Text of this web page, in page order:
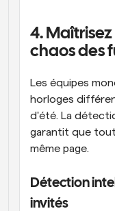
4.
chaos des
Les équipes
horloges
d'été. La
garantit que
même page.
Détection
invités